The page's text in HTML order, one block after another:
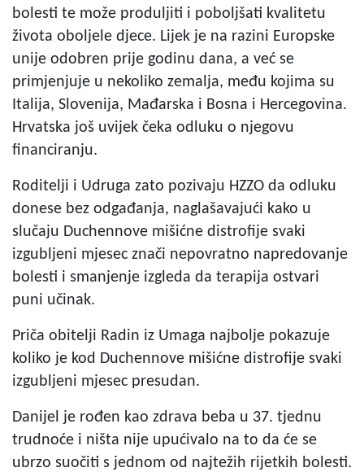
bolesti te može produljiti i poboljšati kvalitetu
života oboljele djece. Lijek je na razini Europske
unije odobren prije godinu dana, a već se
primjenjuje u nekoliko zemalja, među kojima su
Italija, Slovenija, Mađarska i Bosna i Hercegovina.
Hrvatska još uvijek čeka odluku o njegovu
financiranju.
Roditelji i Udruga zato pozivaju HZZO da odluku
donese bez odgađanja, naglašavajući kako u
slučaju Duchennove mišićne distrofije svaki
izgubljeni mjesec znači nepovratno napredovanje
bolesti i smanjenje izgleda da terapija ostvari
puni učinak.
Priča obitelji Radin iz Umaga najbolje pokazuje
koliko je kod Duchennove mišićne distrofije svaki
izgubljeni mjesec presudan.
Danijel je rođen kao zdrava beba u 37. tjednu
trudnoće i ništa nije upućivalo na to da će se
ubrzo suočiti s jednom od najtežih rijetkih bolesti.